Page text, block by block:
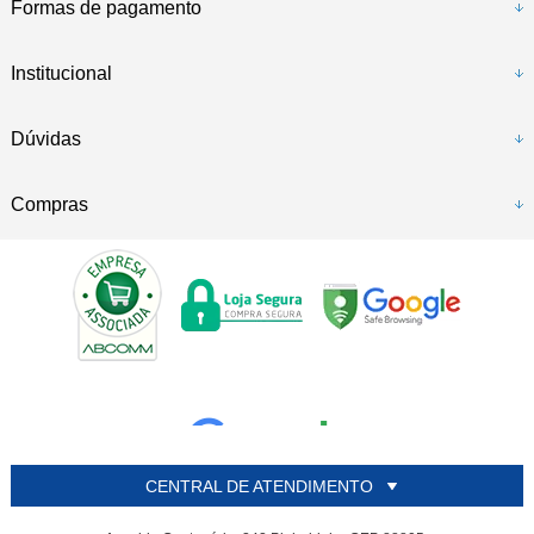
Formas de pagamento
Institucional
Dúvidas
Compras
CENTRAL DE ATENDIMENTO